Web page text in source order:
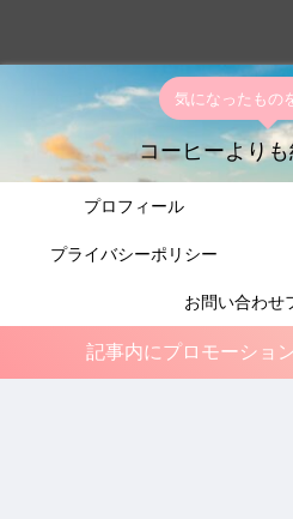
気になったもの
コーヒーより
プロフィール
プライバシーポリシー
お問い合わせ
記事内にプロモーショ